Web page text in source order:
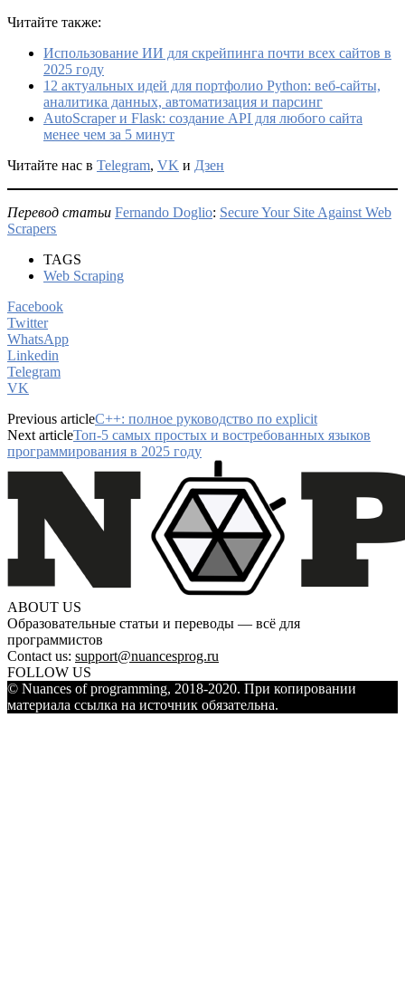
Читайте также:
Использование ИИ для скрейпинга почти всех сайтов в
2025 году
12 актуальных идей для портфолио Python: веб-сайты,
аналитика данных, автоматизация и парсинг
AutoScraper и Flask: создание API для любого сайта
менее чем за 5 минут
Читайте нас в Telegram, VK и Дзен
Перевод статьи Fernando Doglio: Secure Your Site Against Web
Scrapers
TAGS
Web Scraping
Facebook
Twitter
WhatsApp
Linkedin
Telegram
VK
Previous articleC++: полное руководство по explicit
Next articleТоп-5 самых простых и востребованных языков
программирования в 2025 году
ABOUT US
Образовательные статьи и переводы — всё для
программистов
Contact us: support@nuancesprog.ru
FOLLOW US
© Nuances of programming, 2018-2020. При копировании
материала ссылка на источник обязательна.